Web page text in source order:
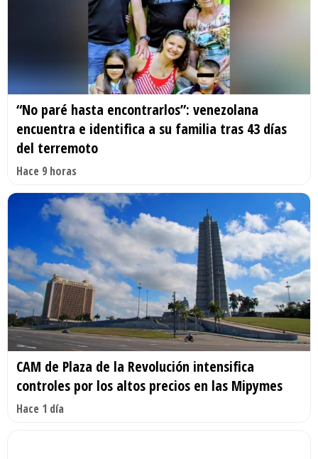
“No paré hasta encontrarlos”: venezolana
encuentra e identifica a su familia tras 43 días
del terremoto
Hace 9 horas
CAM de Plaza de la Revolución intensifica
controles por los altos precios en las Mipymes
Hace 1 día